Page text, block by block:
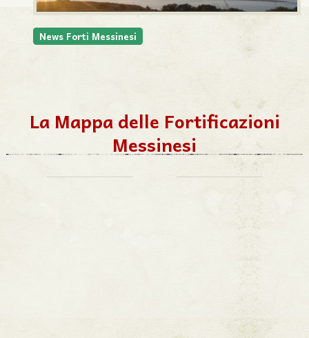
News Forti Messinesi
La Mappa delle Fortificazioni
Messinesi